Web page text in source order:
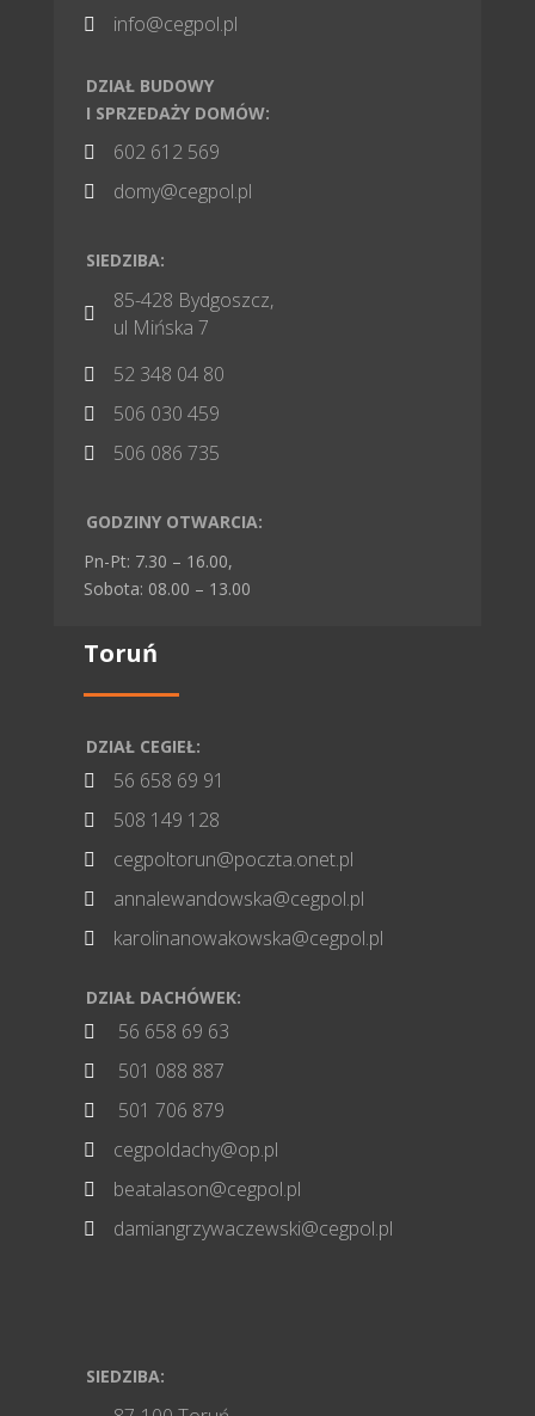
 info@cegpol.pl
DZIAŁ BUDOWY
I SPRZEDAŻY DOMÓW:
 602 612 569
 domy@cegpol.pl
SIEDZIBA:

85-428 Bydgoszcz,
ul Mińska 7
 52 348 04 80
 506 030 459
 506 086 735
GODZINY OTWARCIA:
Pn-Pt: 7.30 – 16.00,
Sobota: 08.00 – 13.00
Toruń
DZIAŁ CEGIEŁ:
 56 658 69 91
 508 149 128
 cegpoltorun@poczta.onet.pl
 annalewandowska@cegpol.pl
 karolinanowakowska@cegpol.pl
DZIAŁ DACHÓWEK:
 56 658 69 63
 501 088 887
 501 706 879
 cegpoldachy@op.pl
 beatalason@cegpol.pl
 damiangrzywaczewski@cegpol.pl
SIEDZIBA: